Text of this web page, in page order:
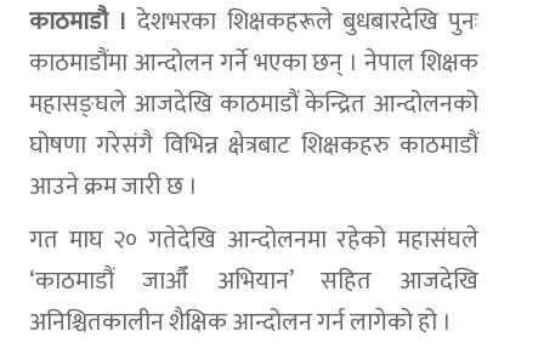
काठमाडौ । देशभरका शिक्षकहरूले बुधबारदेखि पुनः
काठमाडौंमा आन्दोलन गर्ने भएका छन् । नेपाल शिक्षक
महासङ्घले आजदेखि काठमाडौं केन्द्रित आन्दोलनको
घोषणा गरेसंगै विभिन्न क्षेत्रबाट शिक्षकहरु काठमाडौं
आउने क्रम जारी छ ।
गत माघ २० गतेदेखि आन्दोलनमा रहेको महासंघले
‘काठमाडौं जा‍औँ अभियान’ सहित आजदेखि
अनिश्चितकालीन शैक्षिक आन्दोलन गर्न लागेको हो ।